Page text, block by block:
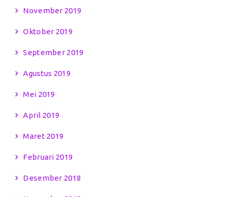
November 2019
Oktober 2019
September 2019
Agustus 2019
Mei 2019
April 2019
Maret 2019
Februari 2019
Desember 2018